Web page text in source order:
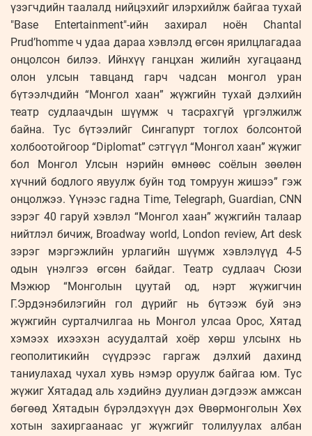
үзэгчдийн таалалд нийцэхийг илэрхийлж байгаа тухай
"Base Entertainment"-ийн захирал ноён Chantal
Prud’homme ч удаа дараа хэвлэлд өгсөн ярилцлагадаа
онцолсон билээ. Ийнхүү ганцхан жилийн хугацаанд
олон улсын тавцанд гарч чадсан монгол уран
бүтээлчдийн “Монгол хаан” жүжгийн тухай дэлхийн
театр судлаачдын шүүмж ч тасрахгүй үргэлжилж
байна. Тус бүтээлийг Сингапурт тоглох болсонтой
холбоотойгоор “Diplomat” сэтгүүл “Монгол хаан” жүжиг
бол Монгол Улсын нэрийн өмнөөс соёлын зөөлөн
хүчний бодлого явуулж буйн тод томруун жишээ” гэж
онцолжээ. Үүнээс гадна Time, Telegraph, Guardian, CNN
зэрэг 40 гаруй хэвлэл “Монгол хаан” жүжгийн талаар
нийтлэл бичиж, Broadway world, London review, Art desk
зэрэг мэргэжлийн урлагийн шүүмж хэвлэлүүд 4-5
одын үнэлгээ өгсөн байдаг. Театр судлаач Сюзи
Мэжюр “Монголын цуутай од, нэрт жүжигчин
Г.Эрдэнэбилэгийн гол дүрийг нь бүтээж буй энэ
жүжгийн сурталчилгаа нь Монгол улсаа Орос, Хятад
хэмээх ихээхэн асуудалтай хоёр хөрш улсынх нь
геополитикийн сүүдрээс гаргаж дэлхий дахинд
таниулахад чухал хувь нэмэр оруулж байгаа юм. Тус
жүжиг Хятадад аль хэдийнэ дуулиан дэгдээж амжсан
бөгөөд Хятадын бүрэлдэхүүн дэх Өвөрмонголын Хөх
хотын захиргаанаас уг жүжгийг толилуулах албан